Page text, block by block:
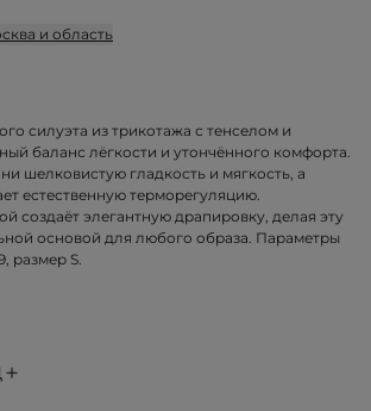
и область
силуэта из трикотажа с тенселом и
баланс лёгкости и утончённого комфорта.
шелковистую гладкость и мягкость, а
естественную терморегуляцию.
создаёт элегантную драпировку, делая эту
основой для любого образа. Параметры
размер S.